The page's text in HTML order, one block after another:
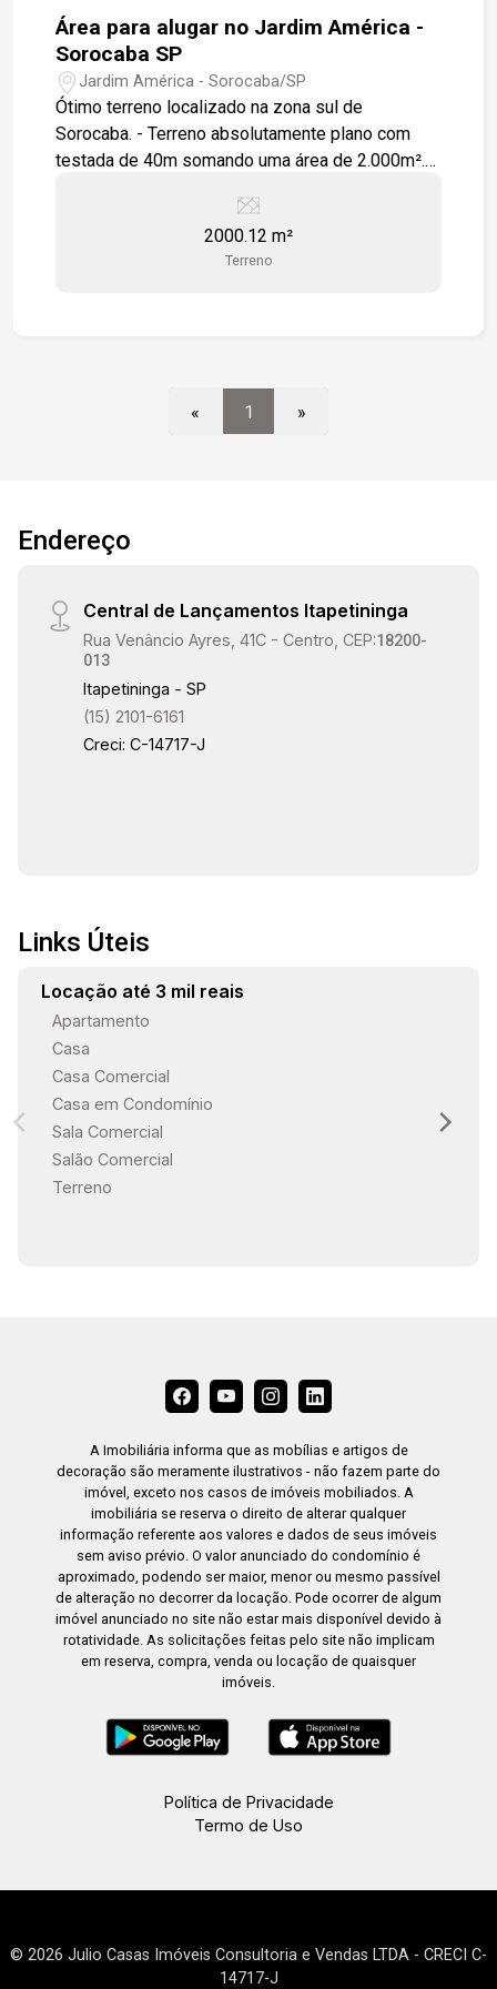
Área para alugar no Jardim América -
Sorocaba SP
Jardim América - Sorocaba/SP
Ótimo terreno localizado na zona sul de
Sorocaba. - Terreno absolutamente plano com
testada de 40m somando uma área de 2.000m².
desenvolvimento e cercada por condomínios
como Vila Grimaldi e Villa D´Almalfi, além fácil
acesso à rodovia Raposo Tavares e a cerca de
2000.12 m²
Terreno
« 1 »
Endereço
Central de Lançamentos Itapetininga
Rua Venâncio Ayres, 41C - Centro, CEP:18200-
013
Itapetininga - SP
(15) 2101-6161
Creci: C-14717-J
Links Úteis
Locação até 3 mil reais
Apartamento
Casa
Casa Comercial
Casa em Condomínio
Sala Comercial
Salão Comercial
Terreno
A Imobiliária informa que as mobílias e artigos de
decoração são meramente ilustrativos - não fazem parte do
imóvel, exceto nos casos de imóveis mobiliados. A
imobiliária se reserva o direito de alterar qualquer
informação referente aos valores e dados de seus imóveis
sem aviso prévio. O valor anunciado do condomínio é
aproximado, podendo ser maior, menor ou mesmo passível
de alteração no decorrer da locação. Pode ocorrer de algum
imóvel anunciado no site não estar mais disponível devido à
rotatividade. As solicitações feitas pelo site não implicam
em reserva, compra, venda ou locação de quaisquer
imóveis.
Política de Privacidade
Termo de Uso
© 2026 Julio Casas Imóveis Consultoria e Vendas LTDA - CRECI C-
14717-J